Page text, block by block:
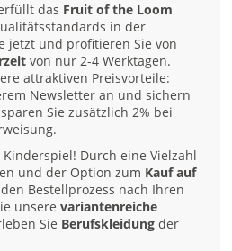
das Fruit of the Loom
in der
jetzt und profitieren Sie von
von nur 2-4 Werktagen.
attraktiven Preisvorteile:
Newsletter an und sichern
Sie zusätzlich 2% bei
Durch eine Vielzahl
und der Option zum Kauf auf
Bestellprozess nach Ihren
unserevariantenreiche
Sie Berufskleidung der